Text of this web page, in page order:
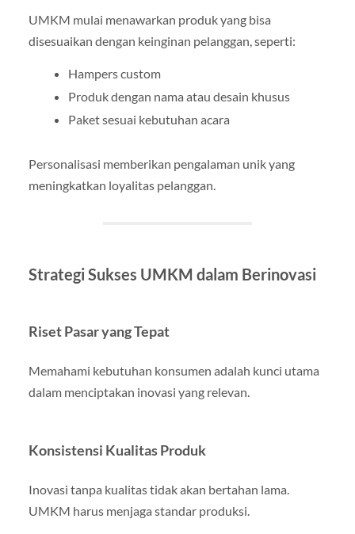
UMKM mulai menawarkan produk yang bisa
disesuaikan dengan keinginan pelanggan, seperti:
Hampers custom
Produk dengan nama atau desain khusus
Paket sesuai kebutuhan acara
Personalisasi memberikan pengalaman unik yang
meningkatkan loyalitas pelanggan.
Strategi Sukses UMKM dalam Berinovasi
Riset Pasar yang Tepat
Memahami kebutuhan konsumen adalah kunci utama
dalam menciptakan inovasi yang relevan.
Konsistensi Kualitas Produk
Inovasi tanpa kualitas tidak akan bertahan lama.
UMKM harus menjaga standar produksi.